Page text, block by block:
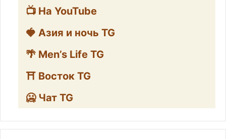
📺 На YouTube
🍓 Азия и ночь TG
🌴 Men’s Life TG
⛩️ Восток TG
🥶 Чат TG